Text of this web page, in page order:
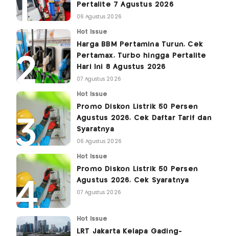
Pertalite 7 Agustus 2026
06 Agustus 2026
Hot Issue
Harga BBM Pertamina Turun, Cek
Pertamax, Turbo hingga Pertalite
Hari Ini 8 Agustus 2026
07 Agustus 2026
Hot Issue
Promo Diskon Listrik 50 Persen
Agustus 2026, Cek Daftar Tarif dan
Syaratnya
06 Agustus 2026
Hot Issue
Promo Diskon Listrik 50 Persen
Agustus 2026, Cek Syaratnya
07 Agustus 2026
Hot Issue
LRT Jakarta Kelapa Gading-